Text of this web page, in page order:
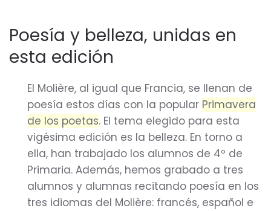
Poesía y belleza, unidas en
esta edición
El Molière, al igual que Francia, se llenan de
poesía estos días con la popular Primavera
de los poetas. El tema elegido para esta
vigésima edición es la belleza. En torno a
ella, han trabajado los alumnos de 4º de
Primaria. Además, hemos grabado a tres
alumnos y alumnas recitando poesía en los
tres idiomas del Molière: francés, español e